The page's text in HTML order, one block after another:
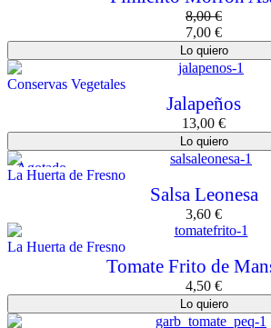
8,00€
7,00 €
Lo quiero
Conservas Vegetales
Jalapeños
13,00 €
Lo quiero
Agotado
La Huerta de Fresno
Salsa Leonesa
3,60 €
La Huerta de Fresno
Tomate Frito de
4,50 €
Lo quiero